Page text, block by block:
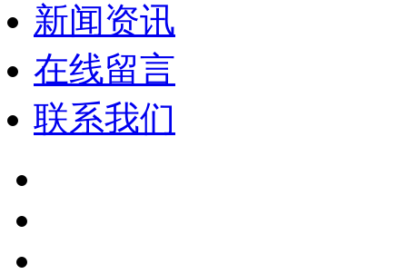
新闻资讯
在线留言
联系我们